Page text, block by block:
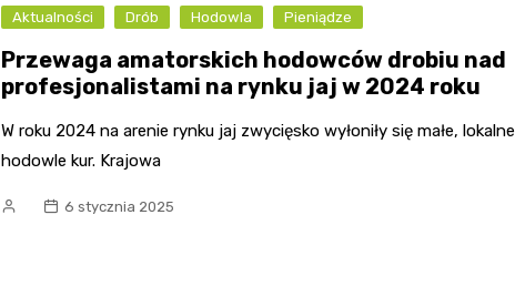
Aktualności Drób Hodowla Pieniądze
Przewaga amatorskich hodowców drobiu nad
profesjonalistami na rynku jaj w 2024 roku
W roku 2024 na arenie rynku jaj zwycięsko wyłoniły się małe, lokalne
hodowle kur. Krajowa
6 stycznia 2025